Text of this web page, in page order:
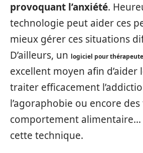
provoquant l’anxiété.
technologie peut aider ces
mieux gérer ces situations
D’ailleurs, un logiciel pour thérapeute
excellent moyen afin d’aider
traiter efficacement
l’agoraphobie ou encore
comportement alimentaire…
cette technique.